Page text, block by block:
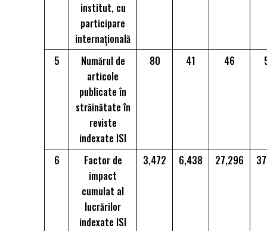
institut, cu
participare
internaţională
5
Numărul de
articole
publicate în
străinătate în
reviste
indexate ISI
80 41 46
6
Factor de
impact
cumulat al
lucrărilor
indexate ISI
3,472 6,438 27,296